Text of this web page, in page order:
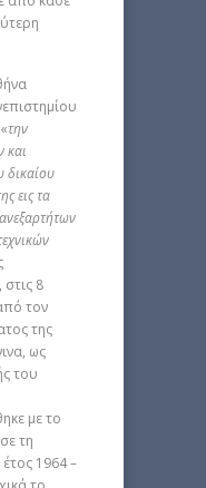
την
και
δικαίου
εις τα
8
τον
της
ως
του
με το
τη
1964 –